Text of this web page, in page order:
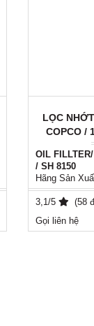
LỌC
COPCO /
OIL
/ SH 8150
Hãng Sản
Mã số :
Xuất xứ :
cả các loại
3,1/5 (58
Gọi liên hệ